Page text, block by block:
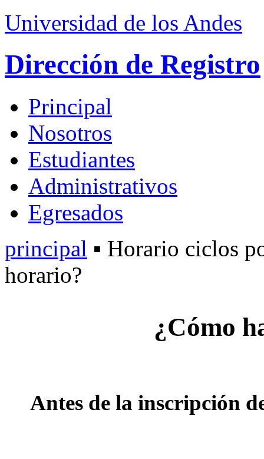
Universidad de los Andes
Dirección de Registro
Principal
Nosotros
Estudiantes
Administrativos
Egresados
principal ▪ Horario ciclos
horario?
¿Cómo
Antes de la inscripción